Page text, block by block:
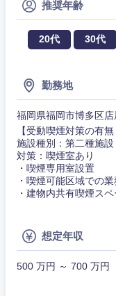
推奨年齢
20代 30代
勤務地
福岡県福岡市博多区
【受動喫煙対策の有無
施設種別：第二種施設
対策：喫煙室あり
・喫煙専用室設置
・喫煙可能区域での
・建物内共有喫煙ス
想定年収
500 万円 ～ 700 万円